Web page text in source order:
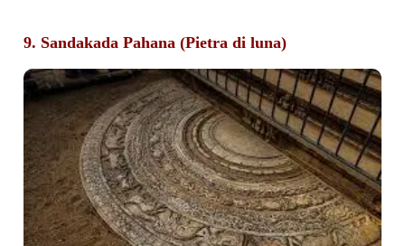
9. Sandakada Pahana (Pietra di luna)